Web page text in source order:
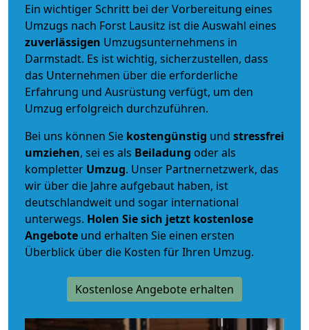
Ein wichtiger Schritt bei der Vorbereitung eines
Umzugs nach Forst Lausitz ist die Auswahl eines
zuverlässigen Umzugsunternehmens in
Darmstadt. Es ist wichtig, sicherzustellen, dass
das Unternehmen über die erforderliche
Erfahrung und Ausrüstung verfügt, um den
Umzug erfolgreich durchzuführen.
Bei uns können Sie kostengünstig und stressfrei
umziehen, sei es als Beiladung oder als
kompletter Umzug. Unser Partnernetzwerk, das
wir über die Jahre aufgebaut haben, ist
deutschlandweit und sogar international
unterwegs. Holen Sie sich jetzt kostenlose
Angebote und erhalten Sie einen ersten
Überblick über die Kosten für Ihren Umzug.
Kostenlose Angebote erhalten